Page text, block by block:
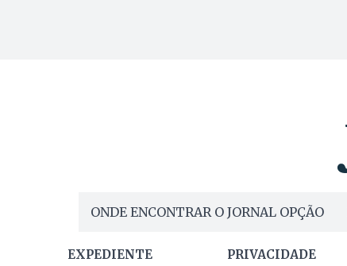
ONDE ENCONTRAR O JORNAL OPÇÃO
EXPEDIENTE PRIVACIDADE